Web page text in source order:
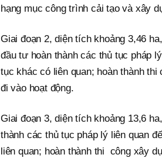
hạng mục công trình cải tạo và xây
Giai đoạn 2, diện tích khoảng 3,46
đầu tư hoàn thành các thủ tục pháp
tục khác có liên quan; hoàn thành
đi vào hoạt động.
Giai đoạn 3, diện tích khoảng 13,6
thành các thủ tục pháp lý liên quan
liên quan; hoàn thành thi công xây